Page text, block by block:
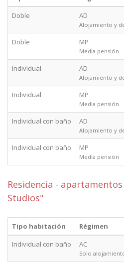
Doble AD
Alojamiento y
Doble MP
Media pensión
Individual AD
Alojamiento y
Individual MP
Media pensión
Individual con baño AD
Alojamiento y
Individual con baño MP
Media pensión
Residencia -
Studios"
Tipo habitación Régimen
Individual con baño AC
Solo